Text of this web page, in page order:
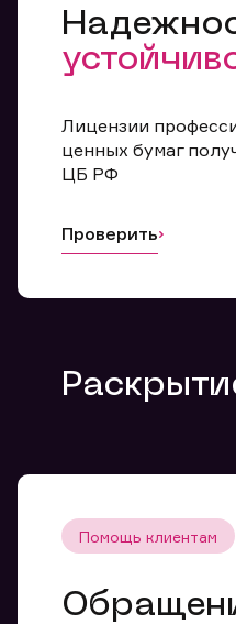
Лицензии
ценных бумаг
ЦБ РФ
Проверить
Помощь клиентам